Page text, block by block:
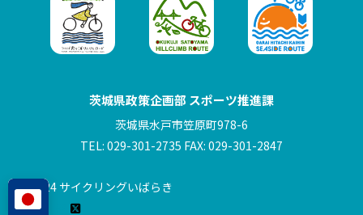
茨城県政策企画部 スポーツ推進課
茨城県水戸市笠原町978-6
TEL: 029-301-2735 FAX: 029-301-2847
© 2024 サイクリングいばらき